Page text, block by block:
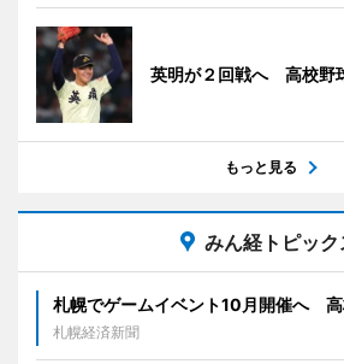
英明が２回戦へ 高校野
もっと見る
みん経トピック
札幌でゲームイベント10月開催へ
札幌経済新聞